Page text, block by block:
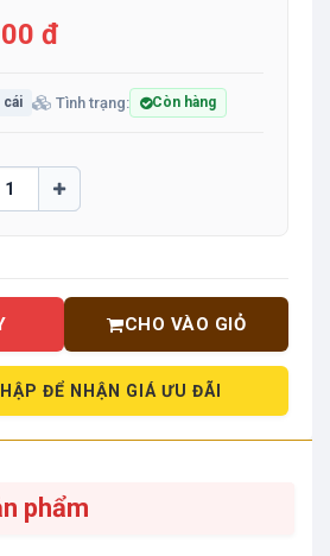
đ
cái Tình trạng: Còn hàng
CHO VÀO GIỎ
ĐỂ NHẬN GIÁ ƯU ĐÃI
phẩm